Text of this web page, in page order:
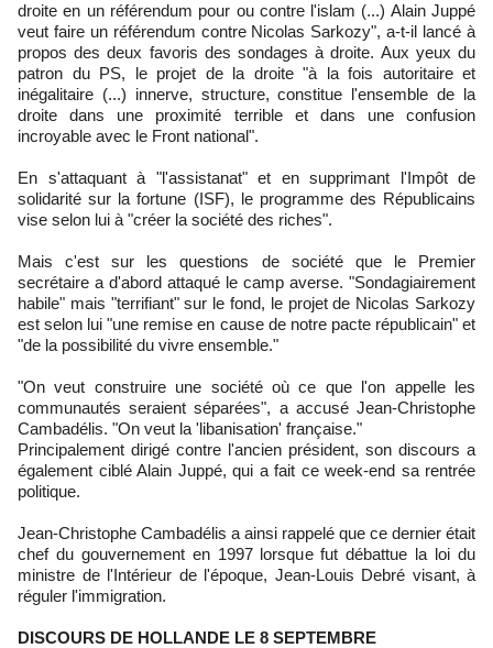
droite en un référendum pour ou contre l'islam (...) Alain Juppé
veut faire un référendum contre Nicolas Sarkozy", a-t-il lancé à
propos des deux favoris des sondages à droite. Aux yeux du
patron du PS, le projet de la droite "à la fois autoritaire et
inégalitaire (...) innerve, structure, constitue l'ensemble de la
droite dans une proximité terrible et dans une confusion
incroyable avec le Front national".
En s'attaquant à "l'assistanat" et en supprimant l'Impôt de
solidarité sur la fortune (ISF), le programme des Républicains
vise selon lui à "créer la société des riches".
Mais c'est sur les questions de société que le Premier
secrétaire a d'abord attaqué le camp averse. "Sondagiairement
habile" mais "terrifiant" sur le fond, le projet de Nicolas Sarkozy
est selon lui "une remise en cause de notre pacte républicain" et
"de la possibilité du vivre ensemble."
"On veut construire une société où ce que l'on appelle les
communautés seraient séparées", a accusé Jean-Christophe
Cambadélis. "On veut la 'libanisation' française."
Principalement dirigé contre l'ancien président, son discours a
également ciblé Alain Juppé, qui a fait ce week-end sa rentrée
politique.
Jean-Christophe Cambadélis a ainsi rappelé que ce dernier était
chef du gouvernement en 1997 lorsque fut débattue la loi du
ministre de l'Intérieur de l'époque, Jean-Louis Debré visant, à
réguler l'immigration.
DISCOURS DE HOLLANDE LE 8 SEPTEMBRE